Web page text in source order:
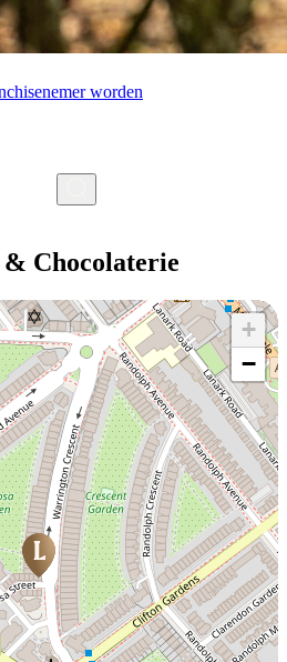
worden
Chocolaterie
+
−